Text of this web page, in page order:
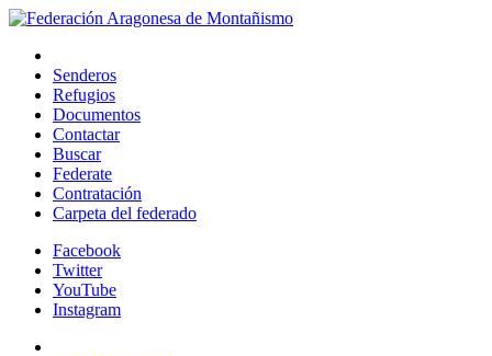
Senderos
Refugios
Documentos
Contactar
Buscar
Federate
Contratación
Carpeta del federado
Facebook
Twitter
YouTube
Instagram